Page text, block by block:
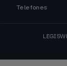
Telefones